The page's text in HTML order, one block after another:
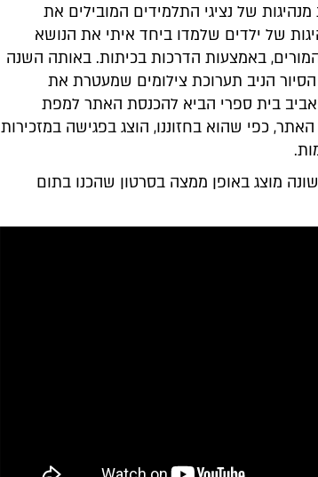
של נציגי התלמידים המובילים את
של ילדים שלמדו ביחד איתי את הנושא
באמצעות הדרכות בכיתות. באותה השנה
הסיור הניב תערוכת צילומים שמעטרת את
אביב בית ספרי הביא להכנסת האתר למפת
כפי שהוא בחזוננו, הוצג בפגישה במזכירות
מוצג באופן ממצה בסרטון שהכנו בתום